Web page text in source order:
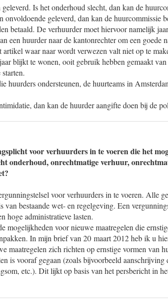
Is het onderhoud slecht, dan kan de
geleverd, dan kan de huurcommissie
betaald. De verhuurder moet hiervoor namelijk
een huurder naar de kantonrechter om een goede
artikel waar naar wordt verwezen valt niet op te
blijkt te wonen, ooit gebruik hebben gemaakt
huurders ondersteunen, de huurteams in
dan kan de huurder aangifte doen bij de
voor verhuurders in te voeren die het
onderhoud, onrechtmatige verhuur,
voor verhuurders in te voeren. Alle
van bestaande wet- en regelgeving. Een
hoge administratieve lasten.
mogelijkheden voor nieuwe maatregelen die
In mijn brief van 20 maart 2012 heb ik u
maatregelen zich richten op ernstige vormen van
is vooraf gegaan (zoals bijvoorbeeld aanschrijving
etc.). Dit lijkt op basis van het persbericht in